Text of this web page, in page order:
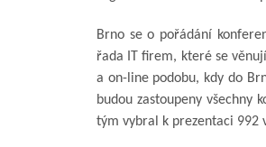
Brno se o pořádání
řada IT firem, které se
a on-line podobu, kdy do
budou zastoupeny všechny
tým vybral k prezentaci 992